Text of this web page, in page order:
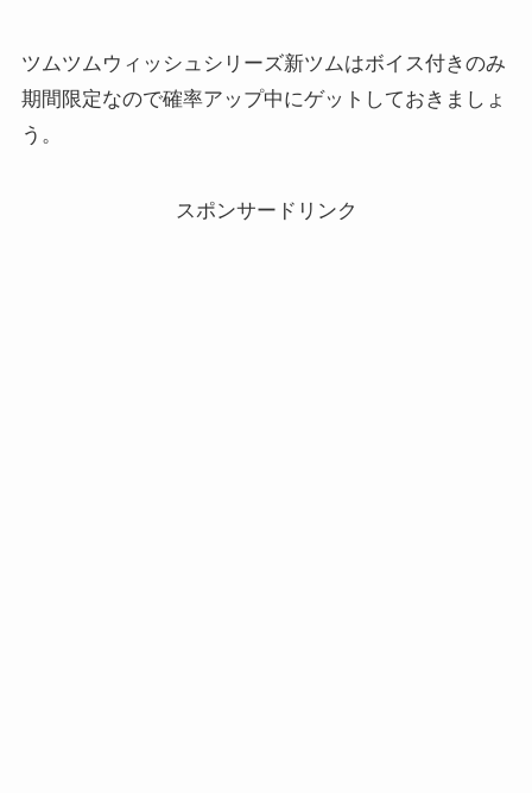
ツムツムウィッシュシリーズ新ツムはボイス付きのみ
期間限定なので確率アップ中にゲットしておきましょ
う。
スポンサードリンク